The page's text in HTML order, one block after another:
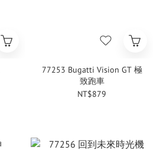
77253 Bugatti Vision GT 極
致跑車
NT$879